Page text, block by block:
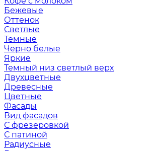
Бежевые
Оттенок
Светлые
Темные
Черно белые
Яркие
Темный низ светлый верх
Двухцветные
Древесные
Цветные
Фасады
Вид фасадов
С фрезеровкой
С патиной
Радиусные